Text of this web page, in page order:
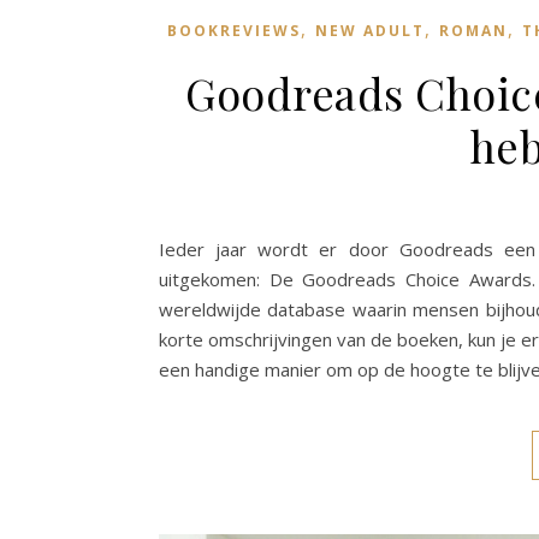
BOOKREVIEWS, NEW ADULT , ROMAN ,
Goodreads
Ieder jaar wordt er door Goodreads
uitgekomen: De Goodreads Choice
wereldwijde database waarin mensen
korte omschrijvingen van de boeken, kun je
een handige manier om op de hoogte te